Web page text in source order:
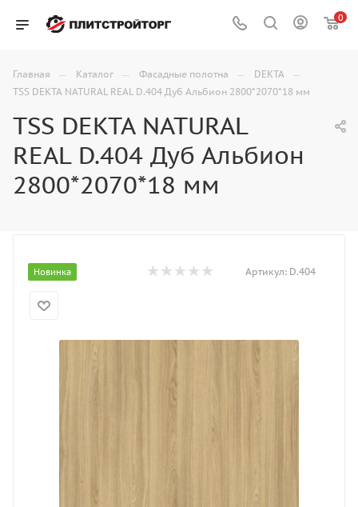
0
Главная — Каталог — Фасадные полотна — DEKTA —
TSS DEKTA NATURAL REAL D.404 Дуб Альбион 2800*2070*18 мм
TSS DEKTA NATURAL
REAL D.404 Дуб Альбион
2800*2070*18 мм
Новинка Артикул: D.404